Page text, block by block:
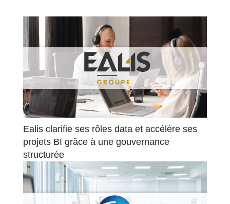
Ealis clarifie ses rôles data et accélère ses
projets BI grâce à une gouvernance
structurée